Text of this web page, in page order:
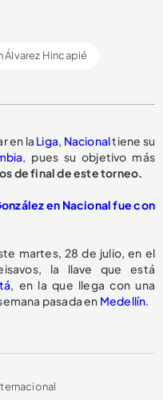
Álvarez Hincapié
en la Liga, Nacionaltiene su
, pues su objetivo más
de final de este torneo.
en Nacional fue con
martes, 28 de julio, en el
la llave que está
, en la que llega con una
pasada en Medellín.